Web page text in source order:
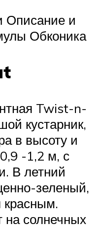
Описание и
Обконика
Twist-n-
кустарник,
в высоту и
-1,2 м, с
В летний
зеленый,
красным.
на солнечных